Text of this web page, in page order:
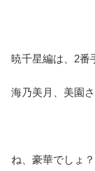
暁千星編は、2番
海乃美月、美園
ね、豪華でしょ？